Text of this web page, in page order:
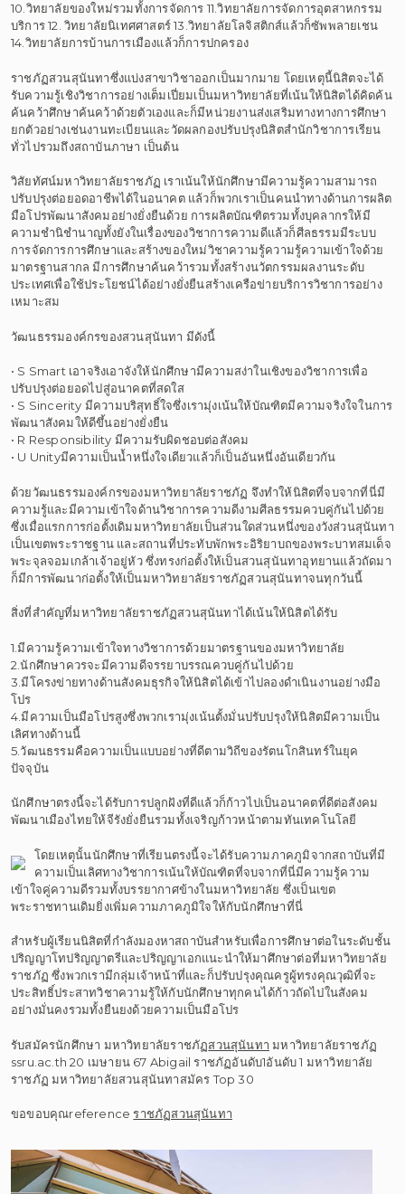
10.วิทยาลัยของใหม่รวมทั้งการจัดการ 11.วิทยาลัยการจัดการอุตสาหกรรม
บริการ 12. วิทยาลัยนิเทศศาสตร์ 13.วิทยาลัยโลจิสติกส์แล้วก็ซัพพลายเชน
14.วิทยาลัยการบ้านการเมืองแล้วก็การปกครอง
ราชภัฏสวนสุนันทาซึ่งแบ่งสาขาวิชาออกเป็นมากมาย โดยเหตุนี้นิสิตจะได้
รับความรู้เชิงวิชาการอย่างเต็มเปี่ยมเป็นมหาวิทยาลัยที่เน้นให้นิสิตได้คิดค้น
ค้นคว้าศึกษาค้นคว้าด้วยตัวเองและก็มีหน่วยงานส่งเสริมทางทางการศึกษา
ยกตัวอย่างเช่นงานทะเบียนและวัดผลกองปรับปรุงนิสิตสำนักวิชาการเรียน
ทั่วไปรวมถึงสถาบันภาษา เป็นต้น
วิสัยทัศน์มหาวิทยาลัยราชภัฏ เราเน้นให้นักศึกษามีความรู้ความสามารถ
ปรับปรุงต่อยอดอาชีพได้ในอนาคต แล้วก็พวกเราเป็นคนนำทางด้านการผลิต
มือโปรพัฒนาสังคมอย่างยั่งยืนด้วย การผลิตบัณฑิตรวมทั้งบุคลากรให้มี
ความชำนิชำนาญทั้งยังในเรื่องของวิชาการความดีแล้วก็ศีลธรรมมีระบบ
การจัดการการศึกษาและสร้างของใหม่วิชาความรู้ความรู้ความเข้าใจด้วย
มาตรฐานสากล มีการศึกษาค้นคว้ารวมทั้งสร้างนวัตกรรมผลงานระดับ
ประเทศเพื่อใช้ประโยชน์ได้อย่างยั่งยืนสร้างเครือข่ายบริการวิชาการอย่าง
เหมาะสม
วัฒนธรรมองค์กรของสวนสุนันทา มีดังนี้
• S Smart เอาจริงเอาจังให้นักศึกษามีความสง่าในเชิงของวิชาการเพื่อ
ปรับปรุงต่อยอดไปสู่อนาคตที่สดใส
• S Sincerity มีความบริสุทธิ์ใจซึ่งเรามุ่งเน้นให้บัณฑิตมีความจริงใจในการ
พัฒนาสังคมให้ดีขึ้นอย่างยั่งยืน
• R Responsibility มีความรับผิดชอบต่อสังคม
• U Unityมีความเป็นน้ำหนึ่งใจเดียวแล้วก็เป็นอันหนึ่งอันเดียวกัน
ด้วยวัฒนธรรมองค์กรของมหาวิทยาลัยราชภัฏ จึงทำให้นิสิตที่จบจากที่นี่มี
ความรู้และมีความเข้าใจด้านวิชาการความดีงามศีลธรรมควบคู่กันไปด้วย
ซึ่งเมื่อแรกการก่อตั้งเดิมมหาวิทยาลัยเป็นส่วนใดส่วนหนึ่งของวังส่วนสุนันทา
เป็นเขตพระราชฐาน และสถานที่ประทับพักพระอิริยาบถของพระบาทสมเด็จ
พระจุลจอมเกล้าเจ้าอยู่หัว ซึ่งทรงก่อตั้งให้เป็นสวนสุนันทาอุทยานแล้วถัดมา
ก็มีการพัฒนาก่อตั้งให้เป็นมหาวิทยาลัยราชภัฏสวนสุนันทาจนทุกวันนี้
สิ่งที่สำคัญที่มหาวิทยาลัยราชภัฏสวนสุนันทาได้เน้นให้นิสิตได้รับ
1.มีความรู้ความเข้าใจทางวิชาการด้วยมาตรฐานของมหาวิทยาลัย
2.นักศึกษาควรจะมีความดีจรรยาบรรณควบคู่กันไปด้วย
3.มีโครงข่ายทางด้านสังคมธุรกิจให้นิสิตได้เข้าไปลองดำเนินงานอย่างมือ
โปร
4.มีความเป็นมือโปรสูงซึ่งพวกเรามุ่งเน้นตั้งมั่นปรับปรุงให้นิสิตมีความเป็น
เลิศทางด้านนี้
5.วัฒนธรรมคือความเป็นแบบอย่างที่ดีตามวิถีของรัตนโกสินทร์ในยุค
ปัจจุบัน
นักศึกษาตรงนี้จะได้รับการปลูกฝังที่ดีแล้วก็ก้าวไปเป็นอนาคตที่ดีต่อสังคม
พัฒนาเมืองไทยให้จีรังยั่งยืนรวมทั้งเจริญก้าวหน้าตามทันเทคโนโลยี
โดยเหตุนั้นนักศึกษาที่เรียนตรงนี้จะได้รับความภาคภูมิจากสถาบันที่มี
ความเป็นเลิศทางวิชาการเน้นให้บัณฑิตที่จบจากที่นี่มีความรู้ความ
เข้าใจคู่ความดีรวมทั้งบรรยากาศข้างในมหาวิทยาลัย ซึ่งเป็นเขต
พระราชทานเดิมยิ่งเพิ่มความภาคภูมิใจให้กับนักศึกษาที่นี่
สำหรับผู้เรียนนิสิตที่กำลังมองหาสถาบันสำหรับเพื่อการศึกษาต่อในระดับชั้น
ปริญญาโทปริญญาตรีและปริญญาเอกแนะนำให้มาศึกษาต่อที่มหาวิทยาลัย
ราชภัฏ ซึ่งพวกเรามีกลุ่มเจ้าหน้าที่และก็ปรับปรุงคุณครูผู้ทรงคุณวุฒิที่จะ
ประสิทธิ์ประสาทวิชาความรู้ให้กับนักศึกษาทุกคนได้ก้าวถัดไปในสังคม
อย่างมั่นคงรวมทั้งยืนยงด้วยความเป็นมือโปร
รับสมัครนักศึกษา มหาวิทยาลัยราชภัฏสวนสุนันทา มหาวิทยาลัยราชภัฏ
ssru.ac.th 20 เมษายน 67 Abigail ราชภัฏอันดับ1อันดับ 1 มหาวิทยาลัย
ราชภัฏ มหาวิทยาลัยสวนสุนันทาสมัคร Top 30
ขอขอบคุณreferenceราชภัฏสวนสุนันทา